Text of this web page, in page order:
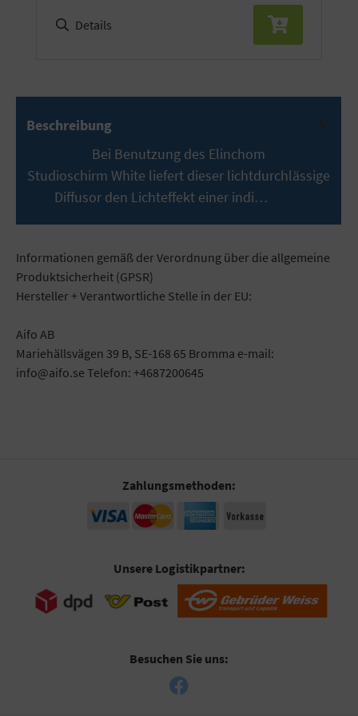
Details
Beschreibung
Bei Benutzung des Elinchom
Studioschirm White liefert dieser lichtdurchlässige
Diffusor den Lichteffekt einer indi…
Informationen gemäß der Verordnung über die allgemeine
Produktsicherheit (GPSR)
Hersteller + Verantwortliche Stelle in der EU:
Aifo AB
Mariehällsvägen 39 B, SE-168 65 Bromma e-mail:
info@aifo.se Telefon: +4687200645
Zahlungsmethoden:
Unsere Logistikpartner:
Besuchen Sie uns: